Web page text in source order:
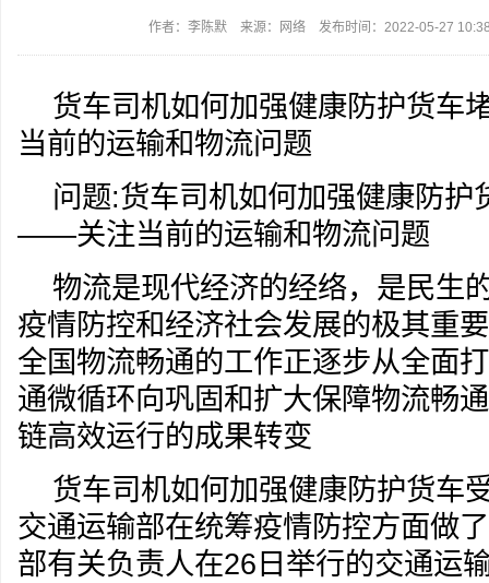
作者：李陈默 来源：网络 发布时间：2022-05-27
货车司机如何加强健康防护货
当前的运输和物流问题
问题:货车司机如何加强健康防护
——关注当前的运输和物流问题
物流是现代经济的经络，是民生
疫情防控和经济社会发展的极其重
全国物流畅通的工作正逐步从全面
通微循环向巩固和扩大保障物流畅
链高效运行的成果转变
货车司机如何加强健康防护货车
交通运输部在统筹疫情防控方面做
部有关负责人在26日举行的交通运